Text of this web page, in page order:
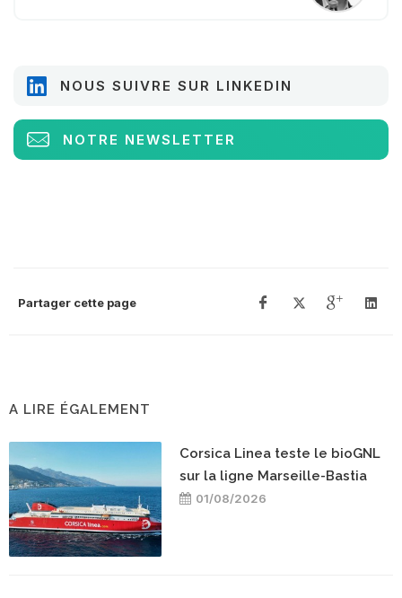
NOUS SUIVRE SUR LINKEDIN
NOTRE NEWSLETTER
Partager cette page
A LIRE ÉGALEMENT
Corsica Linea teste le bioGNL
sur la ligne Marseille-Bastia
01/08/2026